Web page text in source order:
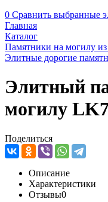
0 Сравнить выбранные
Главная
Каталог
Памятники на могилу
Элитные дорогие
Элитный
могилу
Поделиться
Описание
Характеристики
Отзывы0